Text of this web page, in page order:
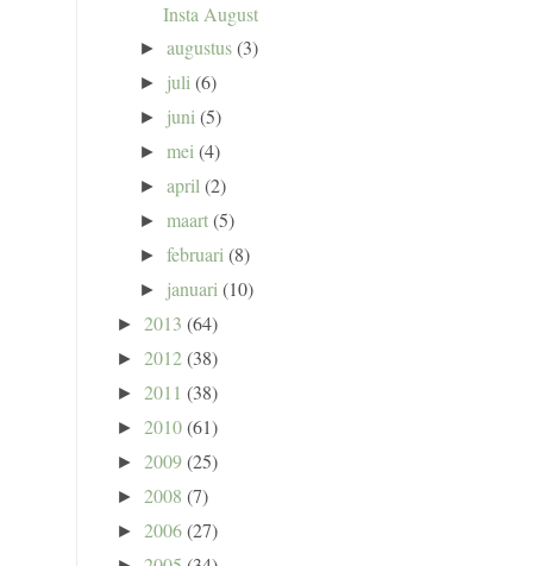
Insta August
►augustus(3)
► juli(6)
► juni(5)
►mei(4)
►april(2)
►maart(5)
►februari(8)
► januari(10)
► 2013 (64)
► 2012(38)
► 2011 (38)
► 2010(61)
► 2009(25)
► 2008 (7)
► 2006(27)